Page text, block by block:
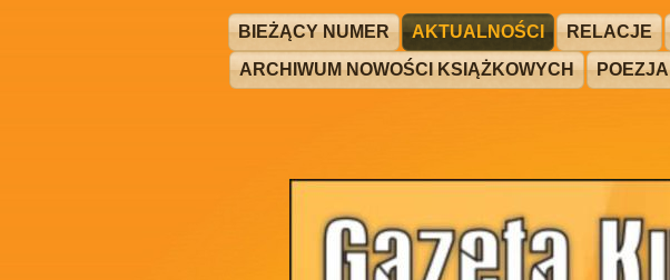
BIEŻĄCY NUMER AKTUALNOŚCI RELACJE
ARCHIWUM NOWOŚCI KSIĄŻKOWYCH
POEZJA